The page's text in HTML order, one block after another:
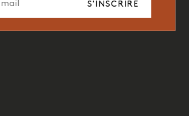
S'INSCRIRE